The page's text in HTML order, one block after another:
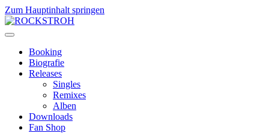
Zum Hauptinhalt springen
Booking
Biografie
Releases
Singles
Remixes
Alben
Downloads
Fan Shop